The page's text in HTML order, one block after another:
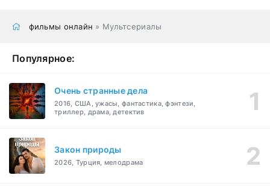
фильмы онлайн » Мультсериалы
Популярное:
Очень странные дела
2016, США, ужасы, фантастика, фэнтези,
триллер, драма, детектив
Закон природы
2026, Турция, мелодрама